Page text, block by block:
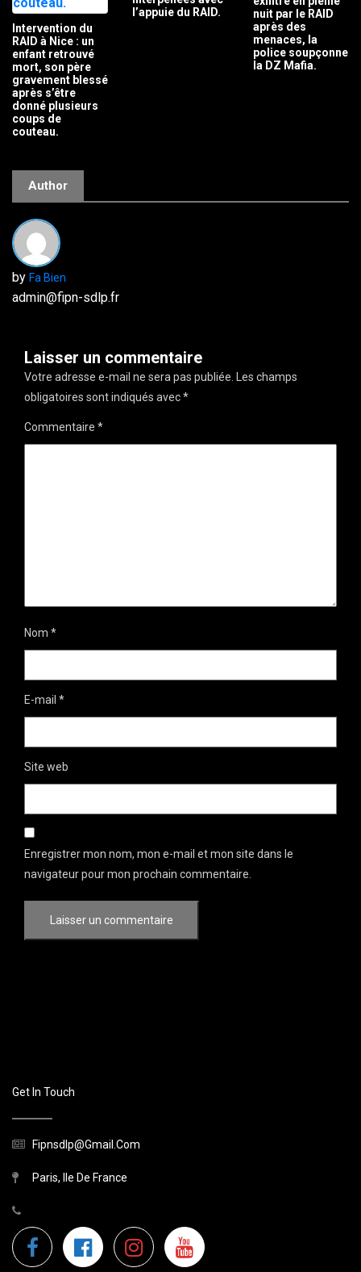
Intervention du
RAID à Nice : un
enfant retrouvé
mort, son père
gravement blessé
après s’être
donné plusieurs
coups de
couteau.
l’appuie du RAID.
nuit par le RAID
après des
menaces, la
police soupçonne
la DZ Mafia.
Author
by Fa Bien
admin@fipn-sdlp.fr
Laisser un commentaire
Votre adresse e-mail ne sera pas publiée. Les champs
obligatoires sont indiqués avec*
Commentaire *
Nom *
E-mail *
Site web
Enregistrer mon nom, mon e-mail et mon site dans le
navigateur pour mon prochain commentaire.
Get In Touch
Fipnsdlp@gmail.com
Paris, Ile De France